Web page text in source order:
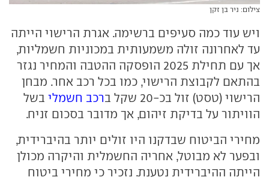
צילום: ניר בן זקן
ויש עוד כמה סעיפים ברשימה. אגרת הרישוי הייתה
עד לאחרונה זולה משמעותית במכוניות חשמליות,
אך עם תחילת 2025 הופסקה ההטבה והמחיר נגזר
בהתאם לקבוצת הרישוי, כמו בכל רכב אחר. מבחן
הרישוי (טסט) זול בכ-20 שקל ב
רכב חשמלי בשל
הוויתור על בדיקת זיהום, אך מדובר בסכום זניח.
מחירי הביטוח שבדקנו היו זולים יותר בהיברידית,
ובפער לא מבוטל, אחריה החשמלית והיקרה מכולן
הייתה ההיברידית נטענת. נזכיר כי מחירי ביטוח